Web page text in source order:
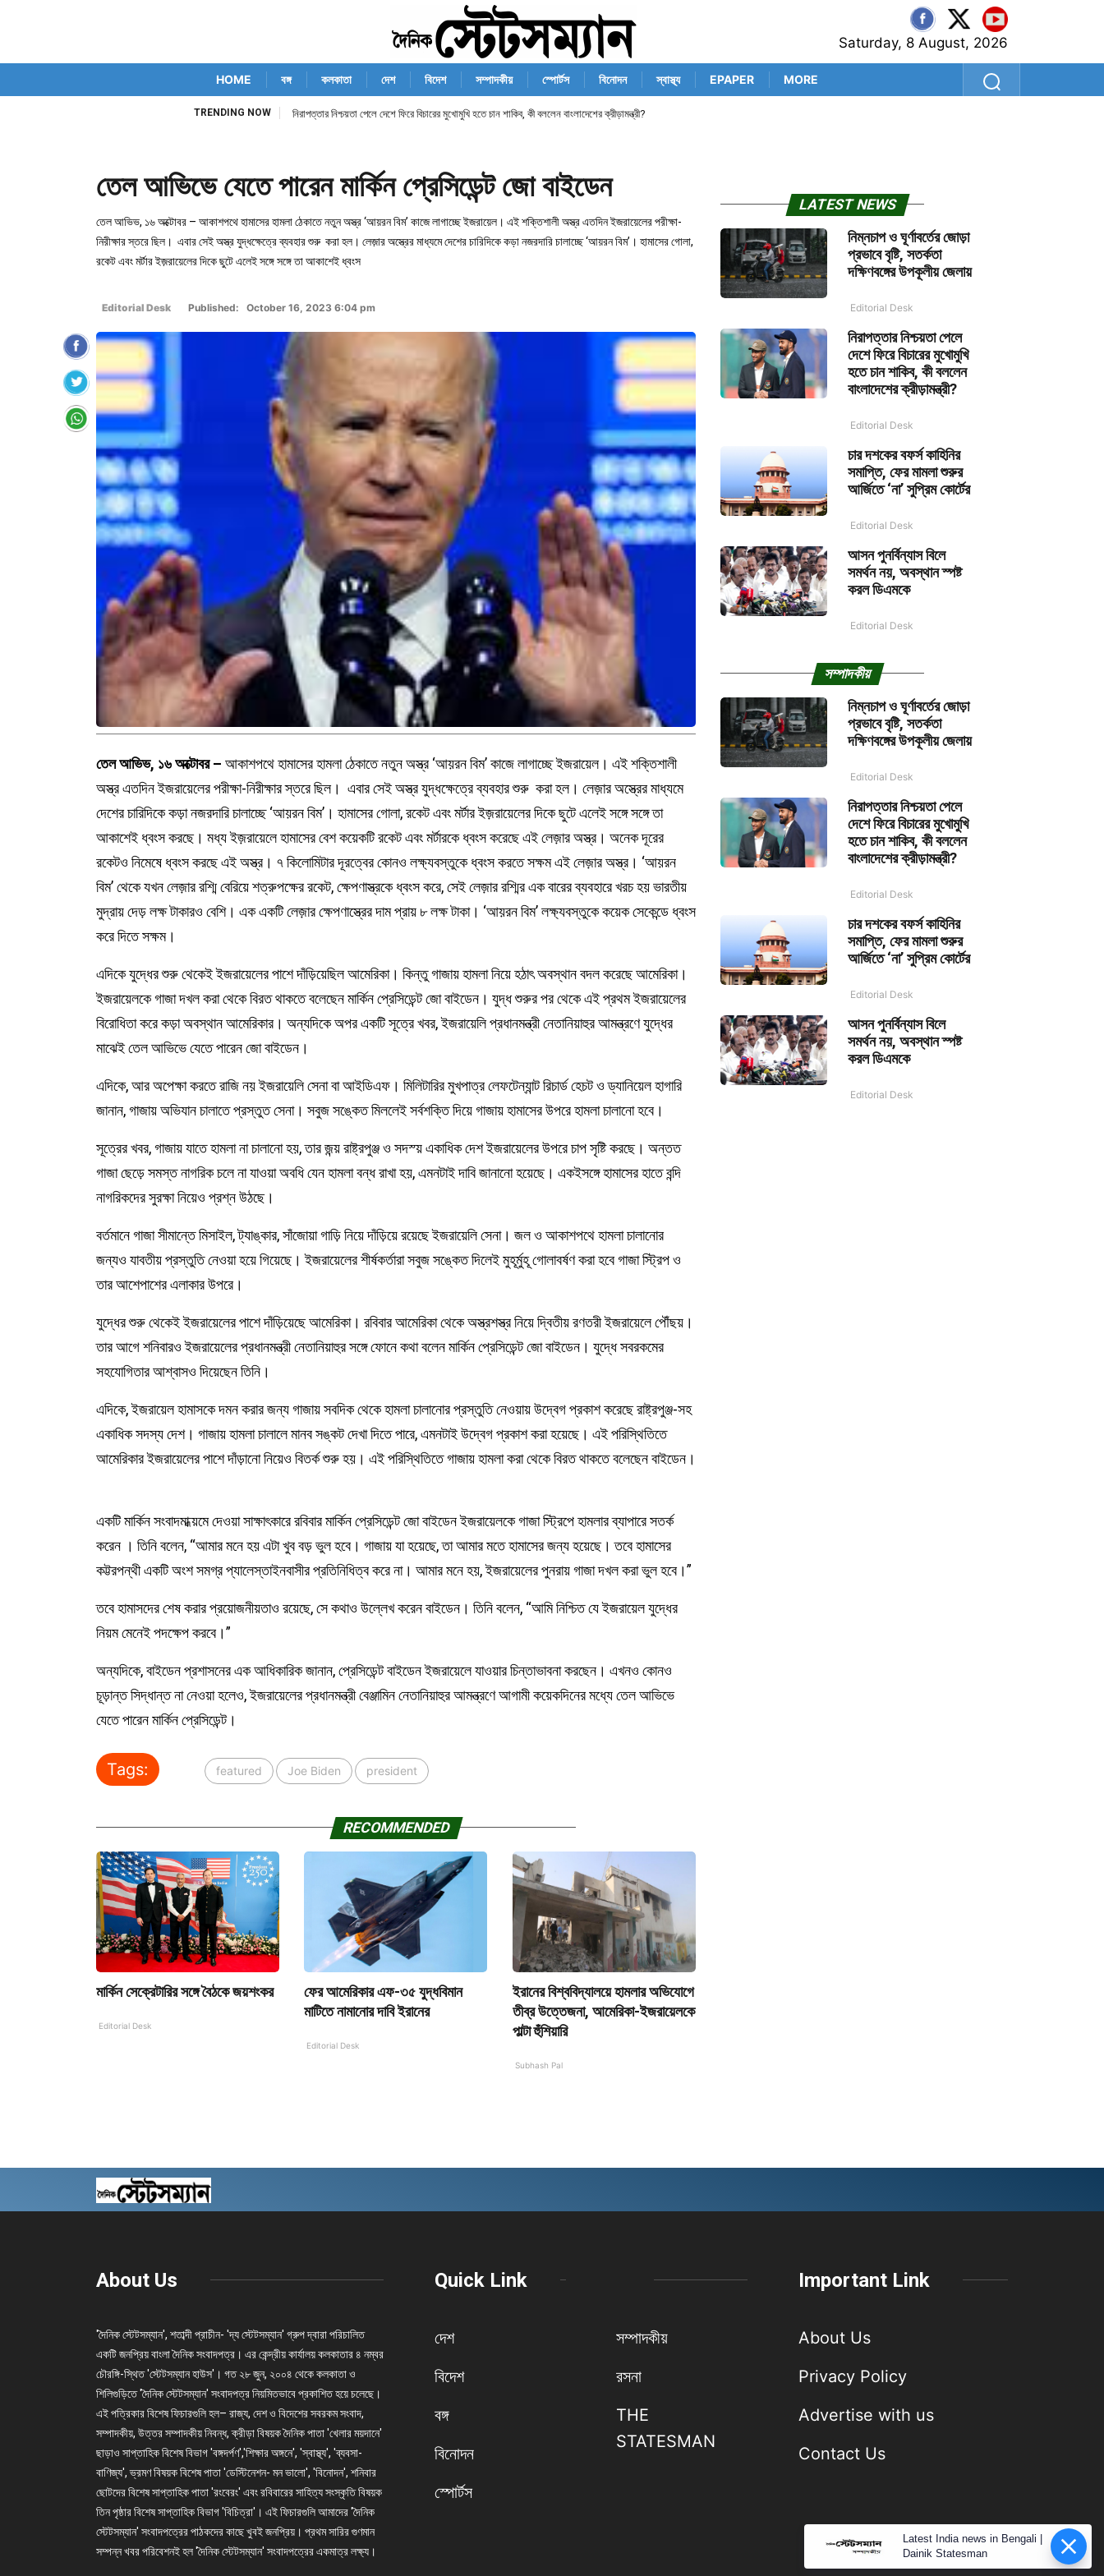
Saturday, 8 August, 2026
HOME বঙ্গ কলকাতা দেশ বিদেশ সম্পাদকীয় স্পোর্টস বিনোদন স্বাস্থ্য EPAPER MORE
TRENDING NOW নিরাপত্তার নিশ্চয়তা পেলে দেশে ফিরে বিচারের মুখোমুখি হতে চান শাকিব, কী বললেন বাংলাদেশের ক্রীড়ামন্ত্রী?
তেল আভিভে যেতে পারেন মার্কিন প্রেসিডেন্ট জো বাইডেন
তেল আভিভ, ১৬ অক্টোবর – আকাশপথে হামাসের হামলা ঠেকাতে নতুন অস্ত্র ‘আয়রন বিম’ কাজে লাগাচ্ছে ইজরায়েল। এই শক্তিশালী অস্ত্র এতদিন ইজরায়েলের পরীক্ষা-
নিরীক্ষার স্তরে ছিল। এবার সেই অস্ত্র যুদ্ধক্ষেত্রে ব্যবহার শুরু করা হল। লেজ়ার অস্ত্রের মাধ্যমে দেশের চারিদিকে কড়া নজরদারি চালাচ্ছে ‘আয়রন বিম’। হামাসের গোলা,
রকেট এবং মর্টার ইজ়রায়েলের দিকে ছুটে এলেই সঙ্গে সঙ্গে তা আকাশেই ধ্বংস
Editorial Desk Published: October 16, 2023 6:04 pm
তেল আভিভ, ১৬ অক্টোবর – আকাশপথে হামাসের হামলা ঠেকাতে নতুন অস্ত্র ‘আয়রন বিম’ কাজে লাগাচ্ছে ইজরায়েল। এই শক্তিশালী
অস্ত্র এতদিন ইজরায়েলের পরীক্ষা-নিরীক্ষার স্তরে ছিল। এবার সেই অস্ত্র যুদ্ধক্ষেত্রে ব্যবহার শুরু করা হল। লেজ়ার অস্ত্রের মাধ্যমে
দেশের চারিদিকে কড়া নজরদারি চালাচ্ছে ‘আয়রন বিম’। হামাসের গোলা, রকেট এবং মর্টার ইজ়রায়েলের দিকে ছুটে এলেই সঙ্গে সঙ্গে তা
আকাশেই ধ্বংস করছে। মধ্য ইজ়রায়েলে হামাসের বেশ কয়েকটি রকেট এবং মর্টারকে ধ্বংস করেছে এই লেজ়ার অস্ত্র। অনেক দূরের
রকেটও নিমেষে ধ্বংস করছে এই অস্ত্র। ৭ কিলোমিটার দূরত্বের কোনও লক্ষ্যবস্তুকে ধ্বংস করতে সক্ষম এই লেজ়ার অস্ত্র। ‘আয়রন
বিম’ থেকে যখন লেজ়ার রশ্মি বেরিয়ে শত্রুপক্ষের রকেট, ক্ষেপণাস্ত্রকে ধ্বংস করে, সেই লেজ়ার রশ্মির এক বারের ব্যবহারে খরচ হয় ভারতীয়
মুদ্রায় দেড় লক্ষ টাকারও বেশি। এক একটি লেজ়ার ক্ষেপণাস্ত্রের দাম প্রায় ৮ লক্ষ টাকা। ‘আয়রন বিম’ লক্ষ্যবস্তুকে কয়েক সেকেন্ডে ধ্বংস
করে দিতে সক্ষম।
এদিকে যুদ্ধের শুরু থেকেই ইজরায়েলের পাশে দাঁড়িয়েছিল আমেরিকা। কিন্তু গাজায় হামলা নিয়ে হঠাৎ অবস্থান বদল করেছে আমেরিকা।
ইজরায়েলকে গাজা দখল করা থেকে বিরত থাকতে বলেছেন মার্কিন প্রেসিডেন্ট জো বাইডেন। যুদ্ধ শুরুর পর থেকে এই প্রথম ইজরায়েলের
বিরোধিতা করে কড়া অবস্থান আমেরিকার। অন্যদিকে অপর একটি সূত্রে খবর, ইজরায়েলি প্রধানমন্ত্রী নেতানিয়াহুর আমন্ত্রণে যুদ্ধের
মাঝেই তেল আভিভে যেতে পারেন জো বাইডেন।
এদিকে, আর অপেক্ষা করতে রাজি নয় ইজরায়েলি সেনা বা আইডিএফ। মিলিটারির মুখপাত্র লেফটেন্যান্ট রিচার্ড হেচট ও ড্যানিয়েল হাগারি
জানান, গাজায় অভিযান চালাতে প্রস্তুত সেনা। সবুজ সঙ্কেত মিললেই সর্বশক্তি দিয়ে গাজায় হামাসের উপরে হামলা চালানো হবে।
সূত্রের খবর, গাজায় যাতে হামলা না চালানো হয়, তার জন্য় রাষ্ট্রপুঞ্জ ও সদস্য় একাধিক দেশ ইজরায়েলের উপরে চাপ সৃষ্টি করছে। অন্তত
গাজা ছেড়ে সমস্ত নাগরিক চলে না যাওয়া অবধি যেন হামলা বন্ধ রাখা হয়, এমনটাই দাবি জানানো হয়েছে। একইসঙ্গে হামাসের হাতে বন্দি
নাগরিকদের সুরক্ষা নিয়েও প্রশ্ন উঠছে।
বর্তমানে গাজা সীমান্তে মিসাইল, ট্যাঙ্কার, সাঁজোয়া গাড়ি নিয়ে দাঁড়িয়ে রয়েছে ইজরায়েলি সেনা। জল ও আকাশপথে হামলা চালানোর
জন্যও যাবতীয় প্রস্তুতি নেওয়া হয়ে গিয়েছে। ইজরায়েলের শীর্ষকর্তারা সবুজ সঙ্কেত দিলেই মুহূর্মুহূ গোলাবর্ষণ করা হবে গাজা স্ট্রিপ ও
তার আশেপাশের এলাকার উপরে।
যুদ্ধের শুরু থেকেই ইজরায়েলের পাশে দাঁড়িয়েছে আমেরিকা। রবিবার আমেরিকা থেকে অস্ত্রশস্ত্র নিয়ে দ্বিতীয় রণতরী ইজরায়েলে পৌঁছয়।
তার আগে শনিবারও ইজরায়েলের প্রধানমন্ত্রী নেতানিয়াহুর সঙ্গে ফোনে কথা বলেন মার্কিন প্রেসিডেন্ট জো বাইডেন। যুদ্ধে সবরকমের
সহযোগিতার আশ্বাসও দিয়েছেন তিনি।
এদিকে, ইজরায়েল হামাসকে দমন করার জন্য গাজায় সবদিক থেকে হামলা চালানোর প্রস্তুতি নেওয়ায় উদ্বেগ প্রকাশ করেছে রাষ্ট্রপুঞ্জ-সহ
একাধিক সদস্য দেশ। গাজায় হামলা চালালে মানব সঙ্কট দেখা দিতে পারে, এমনটাই উদ্বেগ প্রকাশ করা হয়েছে। এই পরিস্থিতিতে
আমেরিকার ইজরায়েলের পাশে দাঁড়ানো নিয়েও বিতর্ক শুরু হয়। এই পরিস্থিতিতে গাজায় হামলা করা থেকে বিরত থাকতে বলেছেন বাইডেন।
একটি মার্কিন সংবাদমাধ্য়মে দেওয়া সাক্ষাৎকারে রবিবার মার্কিন প্রেসিডেন্ট জো বাইডেন ইজরায়েলকে গাজা স্ট্রিপে হামলার ব্যাপারে সতর্ক
করেন । তিনি বলেন, “আমার মনে হয় এটা খুব বড় ভুল হবে। গাজায় যা হয়েছে, তা আমার মতে হামাসের জন্য হয়েছে। তবে হামাসের
কট্টরপন্থী একটি অংশ সমগ্র প্যালেস্তাইনবাসীর প্রতিনিধিত্ব করে না। আমার মনে হয়, ইজরায়েলের পুনরায় গাজা দখল করা ভুল হবে।”
তবে হামাসদের শেষ করার প্রয়োজনীয়তাও রয়েছে, সে কথাও উল্লেখ করেন বাইডেন। তিনি বলেন, “আমি নিশ্চিত যে ইজরায়েল যুদ্ধের
নিয়ম মেনেই পদক্ষেপ করবে।”
অন্যদিকে, বাইডেন প্রশাসনের এক আধিকারিক জানান, প্রেসিডেন্ট বাইডেন ইজরায়েলে যাওয়ার চিন্তাভাবনা করছেন। এখনও কোনও
চূড়ান্ত সিদ্ধান্ত না নেওয়া হলেও, ইজরায়েলের প্রধানমন্ত্রী বেঞ্জামিন নেতানিয়াহুর আমন্ত্রণে আগামী কয়েকদিনের মধ্যে তেল আভিভে
যেতে পারেন মার্কিন প্রেসিডেন্ট।
Tags: featured Joe Biden president
RECOMMENDED
মার্কিন সেক্রেটারির সঙ্গে বৈঠকে জয়শংকর
Editorial Desk
ফের আমেরিকার এফ-৩৫ যুদ্ধবিমান
মাটিতে নামানোর দাবি ইরানের
Editorial Desk
ইরানের বিশ্ববিদ্যালয়ে হামলার অভিযোগে
তীব্র উত্তেজনা, আমেরিকা-ইজরায়েলকে
পাল্টা হুঁশিয়ারি
Subhash Pal
LATEST NEWS
নিম্নচাপ ও ঘূর্ণাবর্তের জোড়া
প্রভাবে বৃষ্টি, সতর্কতা
দক্ষিণবঙ্গের উপকূলীয় জেলায়
Editorial Desk
নিরাপত্তার নিশ্চয়তা পেলে
দেশে ফিরে বিচারের মুখোমুখি
হতে চান শাকিব, কী বললেন
বাংলাদেশের ক্রীড়ামন্ত্রী?
Editorial Desk
চার দশকের বফর্স কাহিনির
সমাপ্তি, ফের মামলা শুরুর
আর্জিতে ‘না’ সুপ্রিম কোর্টের
Editorial Desk
আসন পুনর্বিন্যাস বিলে
সমর্থন নয়, অবস্থান স্পষ্ট
করল ডিএমকে
Editorial Desk
সম্পাদকীয়
নিম্নচাপ ও ঘূর্ণাবর্তের জোড়া
প্রভাবে বৃষ্টি, সতর্কতা
দক্ষিণবঙ্গের উপকূলীয় জেলায়
Editorial Desk
নিরাপত্তার নিশ্চয়তা পেলে
দেশে ফিরে বিচারের মুখোমুখি
হতে চান শাকিব, কী বললেন
বাংলাদেশের ক্রীড়ামন্ত্রী?
Editorial Desk
চার দশকের বফর্স কাহিনির
সমাপ্তি, ফের মামলা শুরুর
আর্জিতে ‘না’ সুপ্রিম কোর্টের
Editorial Desk
আসন পুনর্বিন্যাস বিলে
সমর্থন নয়, অবস্থান স্পষ্ট
করল ডিএমকে
Editorial Desk
About Us
'দৈনিক স্টেটসম্যান', শতাব্দী প্রাচীন- 'দ্য স্টেটসম্যান' গ্রুপ দ্বারা পরিচালিত
একটি জনপ্রিয় বাংলা দৈনিক সংবাদপত্র। এর কেন্দ্রীয় কার্যালয় কলকাতার ৪ নম্বর
চৌরঙ্গি-স্থিত 'স্টেটসম্যান হাউস'। গত ২৮ জুন, ২০০৪ থেকে কলকাতা ও
শিলিগুড়িতে 'দৈনিক স্টেটসম্যান' সংবাদপত্র নিয়মিতভাবে প্রকাশিত হয়ে চলেছে।
এই পত্রিকার বিশেষ ফিচারগুলি হল– রাজ্য, দেশ ও বিদেশের সবরকম সংবাদ,
সম্পাদকীয়, উত্তর সম্পাদকীয় নিবন্ধ, ক্রীড়া বিষয়ক দৈনিক পাতা 'খেলার ময়দানে'
ছাড়াও সাপ্তাহিক বিশেষ বিভাগ 'বঙ্গদর্পণ','শিক্ষার অঙ্গনে', 'স্বাস্থ্য', 'ব্যবসা-
বাণিজ্য', ভ্রমণ বিষয়ক বিশেষ পাতা 'ডেস্টিনেশন- মন ভালো', 'বিনোদন', শনিবার
ছোটদের বিশেষ সাপ্তাহিক পাতা 'রংবেরং' এবং রবিবারের সাহিত্য সংস্কৃতি বিষয়ক
তিন পৃষ্ঠার বিশেষ সাপ্তাহিক বিভাগ 'বিচিত্রা'। এই ফিচারগুলি আমাদের 'দৈনিক
স্টেটসম্যান' সংবাদপত্রের পাঠকদের কাছে খুবই জনপ্রিয়। প্রথম সারির গুণমান
সম্পন্ন খবর পরিবেশনই হল 'দৈনিক স্টেটসম্যান' সংবাদপত্রের একমাত্র লক্ষ্য।
Quick Link
দেশ
বিদেশ
বঙ্গ
বিনোদন
স্পোর্টস
সম্পাদকীয়
রসনা
THE
STATESMAN
Important Link
About Us
Privacy Policy
Advertise with us
Contact Us
Latest India news in Bengali |
Dainik Statesman